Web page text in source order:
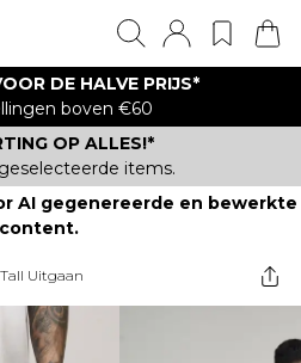
DE HALVE PRIJS*
boven €60
OP ALLES!*
items.
AI gegenereerde en bewerkte
content.
Tall Uitgaan